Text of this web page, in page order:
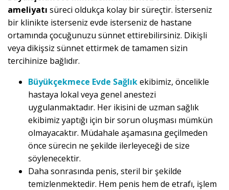
ameliyatı süreci oldukça kolay bir süreçtir. İsterseniz
bir klinikte isterseniz evde isterseniz de hastane
ortamında çocuğunuzu sünnet ettirebilirsiniz. Dikişli
veya dikişsiz sünnet ettirmek de tamamen sizin
tercihinize bağlıdır.
Büyükçekmece Evde Sağlıkekibimiz, öncelikle
hastaya lokal veya genel anestezi
uygulanmaktadır. Her ikisini de uzman sağlık
ekibimiz yaptığı için bir sorun oluşması mümkün
olmayacaktır. Müdahale aşamasına geçilmeden
önce sürecin ne şekilde ilerleyeceği de size
söylenecektir.
Daha sonrasında penis, steril bir şekilde
temizlenmektedir. Hem penis hem de etrafı, işlem